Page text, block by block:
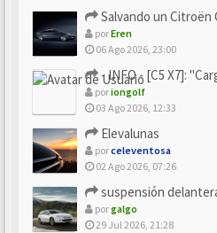
Salvando un Citroën C5 del
porEren
06 Ago 2026, 23:00
- INFO - [C5 X7]: "Carga
poriongolf
03 Ago 2026, 12:33
Elevalunas
porceleventosa
02 Ago 2026, 07:26
suspensión
porgalgo
29 Jul 2026, 21:28